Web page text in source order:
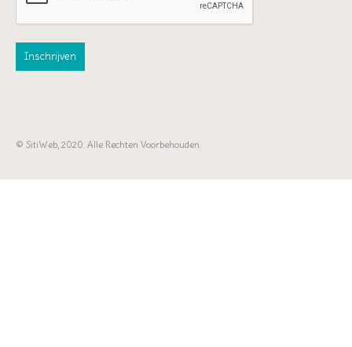
© SitiWeb, 2020. Alle Rechten Voorbehouden.